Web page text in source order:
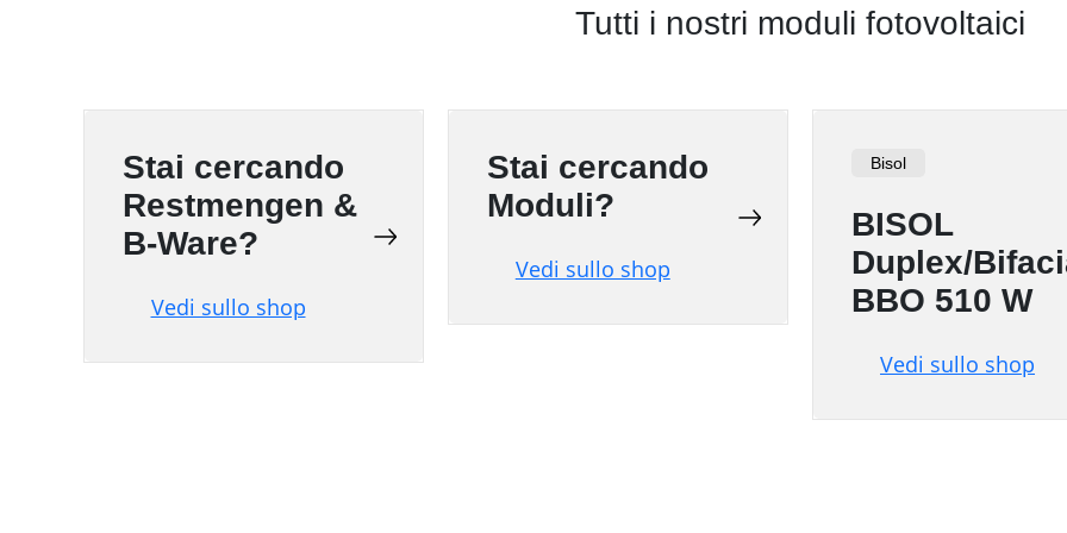
Tutti i nostri moduli fotovoltaici
Stai cercando
Restmengen &
B-Ware?
Vedi sullo shop
Stai cercando
Moduli?
Vedi sullo shop
Bisol
BISOL
Duplex/
BBO 510 W
Vedi sullo shop